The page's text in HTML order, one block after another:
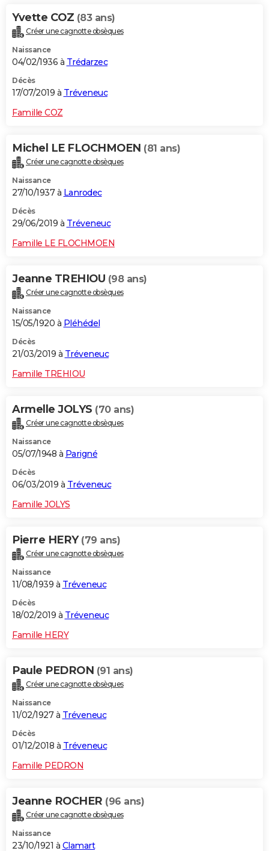
Yvette COZ (83 ans)
Créer une cagnotte obsèques
Naissance
04/02/1936 à Trédarzec
Décès
17/07/2019 à Tréveneuc
Famille COZ
Michel LE FLOCHMOEN (81 ans)
Créer une cagnotte obsèques
Naissance
27/10/1937 à Lanrodec
Décès
29/06/2019 à Tréveneuc
Famille LE FLOCHMOEN
Jeanne TREHIOU (98 ans)
Créer une cagnotte obsèques
Naissance
15/05/1920 à Pléhédel
Décès
21/03/2019 à Tréveneuc
Famille TREHIOU
Armelle JOLYS (70 ans)
Créer une cagnotte obsèques
Naissance
05/07/1948 à Parigné
Décès
06/03/2019 à Tréveneuc
Famille JOLYS
Pierre HERY (79 ans)
Créer une cagnotte obsèques
Naissance
11/08/1939 à Tréveneuc
Décès
18/02/2019 à Tréveneuc
Famille HERY
Paule PEDRON (91 ans)
Créer une cagnotte obsèques
Naissance
11/02/1927 à Tréveneuc
Décès
01/12/2018 à Tréveneuc
Famille PEDRON
Jeanne ROCHER (96 ans)
Créer une cagnotte obsèques
Naissance
23/10/1921 à Clamart